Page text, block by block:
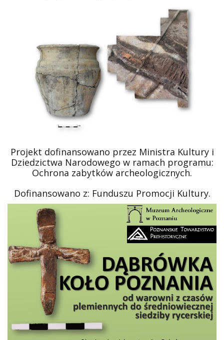
Projekt dofinansowano przez Ministra Kultury i
Dziedzictwa Narodowego w ramach programu:
Ochrona zabytków archeologicznych.
Dofinansowano z: Funduszu Promocji Kultury.